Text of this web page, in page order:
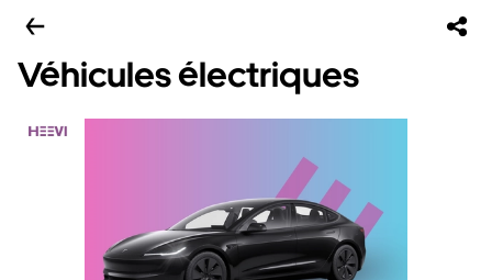
Véhicules électriques